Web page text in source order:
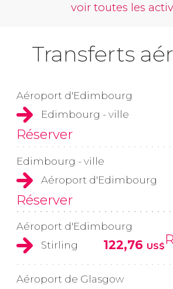
voir toutes les
Transferts
Aéroport d'Edimbourg
Edimbourg - ville
Réserver
Edimbourg - ville
Aéroport d'Edimbourg
Réserver
Aéroport d'Edimbourg
Stirling
122,76 US$
Aéroport de Glasgow